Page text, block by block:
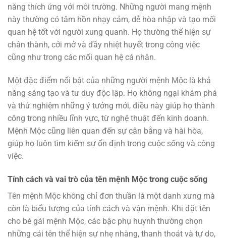
năng thích ứng với môi trường. Những người mang mệnh
này thường có tâm hồn nhạy cảm, dễ hòa nhập và tạo mối
quan hệ tốt với người xung quanh. Họ thường thể hiện sự
chân thành, cởi mở và đầy nhiệt huyết trong công việc
cũng như trong các mối quan hệ cá nhân.
Một đặc điểm nổi bật của những người mệnh Mộc là khả
năng sáng tạo và tư duy độc lập. Họ không ngại khám phá
và thử nghiệm những ý tưởng mới, điều này giúp họ thành
công trong nhiều lĩnh vực, từ nghệ thuật đến kinh doanh.
Mệnh Mộc cũng liên quan đến sự cân bằng và hài hòa,
giúp họ luôn tìm kiếm sự ổn định trong cuộc sống và công
việc.
Tính cách và vai trò của tên mệnh Mộc trong cuộc sống
Tên mệnh Mộc không chỉ đơn thuần là một danh xưng mà
còn là biểu tượng của tính cách và vận mệnh. Khi đặt tên
cho bé gái mệnh Mộc, các bậc phụ huynh thường chọn
những cái tên thể hiện sự nhẹ nhàng, thanh thoát và tự do,